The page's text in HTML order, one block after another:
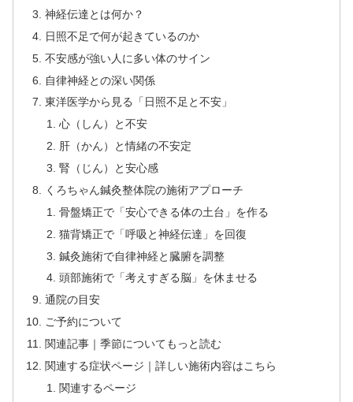
神経伝達とは何か？
日照不足で何が起きているのか
不安感が強い人に多い体のサイン
自律神経との深い関係
東洋医学から見る「日照不足と不安」
心（しん）と不安
肝（かん）と情緒の不安定
腎（じん）と安心感
くろちゃん鍼灸整体院の施術アプローチ
骨盤矯正で「安心できる体の土台」を作る
猫背矯正で「呼吸と神経伝達」を回復
鍼灸施術で自律神経と臓腑を調整
頭部施術で「考えすぎる脳」を休ませる
通院の目安
ご予約について
関連記事｜季節についてもっと読む
関連する症状ページ｜詳しい施術内容はこちら
関連するページ